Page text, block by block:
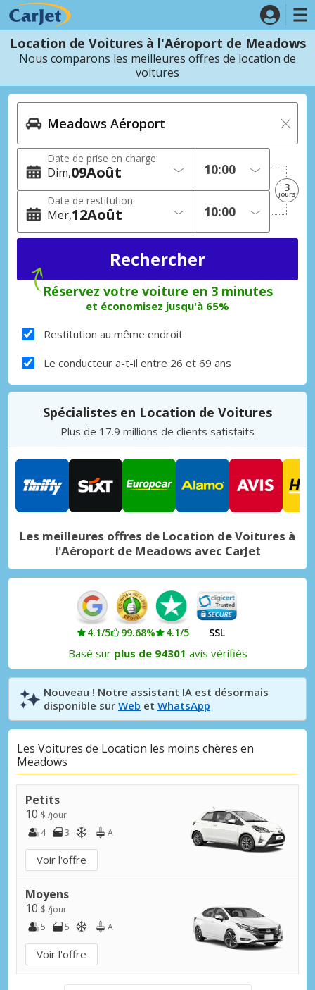
Location de Voitures à l'Aéroport de Meadows
Nous comparons les meilleures offres de location de
voitures
Date de prise en charge:
Dim 09Août
Date de restitution:
Mer 12Août
3
jours
Réservez votre voiture en 3 minutes
et économisez jusqu'à 65%
Restitution au même endroit
Le conducteur a-t-il entre 26 et 69 ans
Spécialistes en Location de Voitures
Plus de 17.9 millions de clients satisfaits
Les meilleures offres de Location de Voitures à
l'Aéroport de Meadows avec CarJet
4.1/5 99.68% 4.1/5 SSL
Basé sur plus de 94301 avis vérifiés
Nouveau ! Notre assistant IA est désormais
disponible sur Web et WhatsApp
Les Voitures de Location les moins chères en
Meadows
Petits
10 $ /jour
4
3 A
Voir l'offre
Moyens
10 $ /jour
5
5 A
Voir l'offre